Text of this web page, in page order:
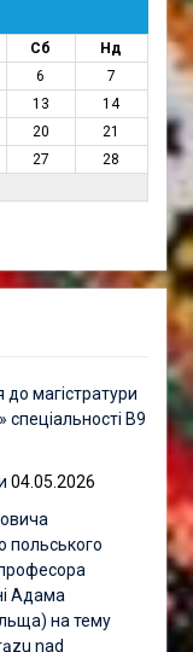
Сб
Нд
6
7
13
14
20
21
27
28
магістратури
спеціальності В9
04.05.2026
польського
Адама
на тему
nad